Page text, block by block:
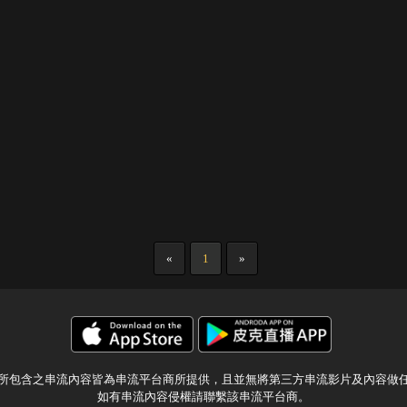
« 1 »
包含之串流內容皆為串流平台商所提供，且並無將第三方串流影片及內容做
如有串流內容侵權請聯繫該串流平台商。